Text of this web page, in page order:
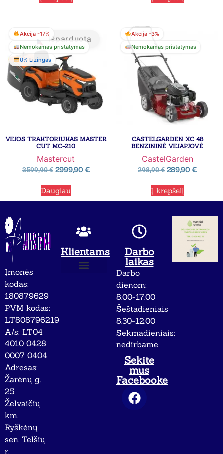
Akcija -17%
Nemokamas pristatymas
0% Lizingas
Išparduota
VEJOS TRAKTORIUKAS MASTER
CUT MC-210
Mastercut
3599,90€ 2999,90€
Daugiau
Akcija -3%
Nemokamas pristatymas
CASTELGARDEN XC 48
BENZININĖ VEJAPJOVĖ
CastelGarden
298,90€ 289,90€
Į krepšelį
Įmonės
kodas:
180879629
PVM kodas:
LT808796219
A/s: LT04
4010 0428
0007 0404
Adresas:
Žarėnų g.
25
Želvaičių
km.
Ryškėnų
sen. Telšių
r.
Klientams
Darbo
laikas
Darbo
dienom:
8.00-17.00
Šeštadieniais
8.30-12.00
Sekmadieniais:
nedirbame
Sekite
mus
Facebooke